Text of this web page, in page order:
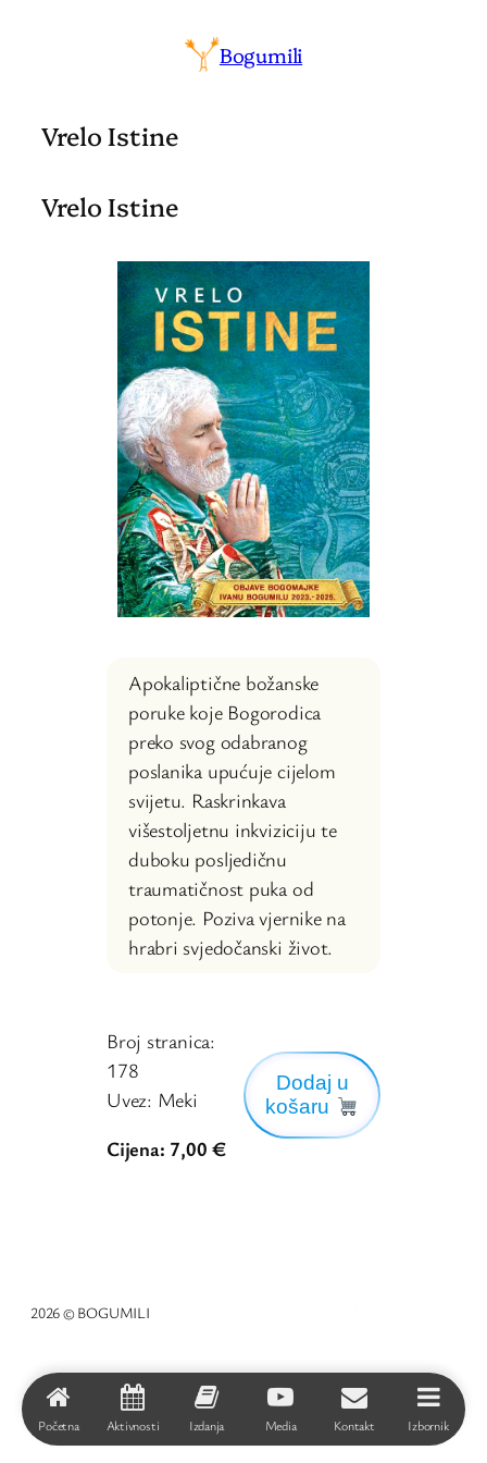
Bogumili
Vrelo Istine
Vrelo Istine
Apokaliptične božanske
poruke koje Bogorodica
preko svog odabranog
poslanika upućuje cijelom
svijetu. Raskrinkava
višestoljetnu inkviziciju te
duboku posljedičnu
traumatičnost puka od
potonje. Poziva vjernike na
hrabri svjedočanski život.
Broj stranica:
178
Uvez: Meki
Cijena: 7,00 €
Dodaj u
košaru
2026 © BOGUMILI
Početna Aktivnosti Izdanja Media Kontakt Izbornik